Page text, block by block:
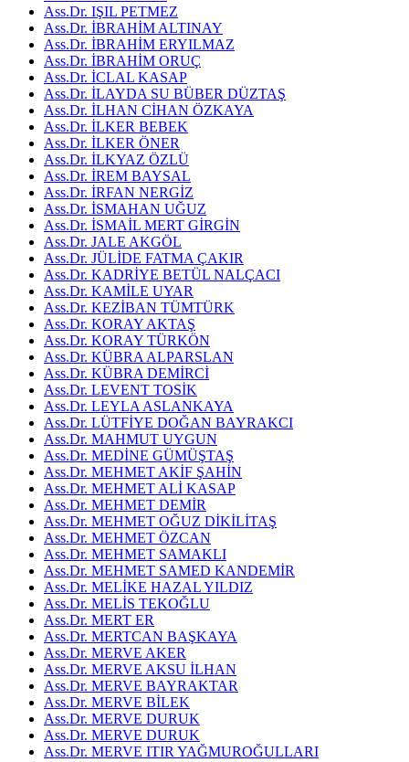
Ass.Dr. IŞIL PETMEZ
Ass.Dr. İBRAHİM ALTINAY
Ass.Dr. İBRAHİM ERYILMAZ
Ass.Dr. İBRAHİM ORUÇ
Ass.Dr. İCLAL KASAP
Ass.Dr. İLAYDA SU BÜBER DÜZTAŞ
Ass.Dr. İLHAN CİHAN ÖZKAYA
Ass.Dr. İLKER BEBEK
Ass.Dr. İLKER ÖNER
Ass.Dr. İLKYAZ ÖZLÜ
Ass.Dr. İREM BAYSAL
Ass.Dr. İRFAN NERGİZ
Ass.Dr. İSMAHAN UĞUZ
Ass.Dr. İSMAİL MERT GİRGİN
Ass.Dr. JALE AKGÖL
Ass.Dr. JÜLİDE FATMA ÇAKIR
Ass.Dr. KADRİYE BETÜL NALÇACI
Ass.Dr. KAMİLE UYAR
Ass.Dr. KEZİBAN TÜMTÜRK
Ass.Dr. KORAY AKTAŞ
Ass.Dr. KORAY TÜRKÖN
Ass.Dr. KÜBRA ALPARSLAN
Ass.Dr. KÜBRA DEMİRCİ
Ass.Dr. LEVENT TOSİK
Ass.Dr. LEYLA ASLANKAYA
Ass.Dr. LÜTFİYE DOĞAN BAYRAKCI
Ass.Dr. MAHMUT UYGUN
Ass.Dr. MEDİNE GÜMÜŞTAŞ
Ass.Dr. MEHMET AKİF ŞAHİN
Ass.Dr. MEHMET ALİ KASAP
Ass.Dr. MEHMET DEMİR
Ass.Dr. MEHMET OĞUZ DİKİLİTAŞ
Ass.Dr. MEHMET ÖZCAN
Ass.Dr. MEHMET SAMAKLI
Ass.Dr. MEHMET SAMED KANDEMİR
Ass.Dr. MELİKE HAZAL YILDIZ
Ass.Dr. MELİS TEKOĞLU
Ass.Dr. MERT ER
Ass.Dr. MERTCAN BAŞKAYA
Ass.Dr. MERVE AKER
Ass.Dr. MERVE AKSU İLHAN
Ass.Dr. MERVE BAYRAKTAR
Ass.Dr. MERVE BİLEK
Ass.Dr. MERVE DURUK
Ass.Dr. MERVE DURUK
Ass.Dr. MERVE ITIR YAĞMUROĞULLARI